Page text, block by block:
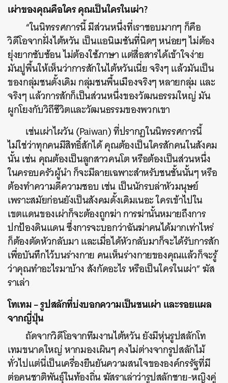
เผ่าของคุณคือใคร คุณเป็นใครในเผ่า?
“ในนิทรรศการนี้ มีส่วนหนึ่งที่เราชอบมากๆ ก็คือ
วิดีโอจากฝั่งไต้หวัน เป็นแอนิเมชันที่นิดๆ หน่อยๆ ไม่ต้อง
ยุ่งยากซับซ้อน ไม่ต้องใช้ภาษา แต่สื่อสารได้เข้าใจง่าย
มันปูพื้นให้เห็นว่าการสักในไต้หวันเนี่ย จริงๆ แล้วมันเป็น
ของกลุ่มชนดั้งเดิม กลุ่มชนพื้นเมืองจริงๆ หลายกลุ่ม และ
จริงๆ แล้วการสักก็เป็นส่วนหนึ่งของวัฒนธรรมใหญ่ มัน
ผูกโยงกับวิถีชีวิตและวัฒนธรรมของพวกเขา
เช่นเผ่าไผวัน (Paiwan) ที่ปรากฏในนิทรรศการนี้
ไม่ใช่ว่าทุกคนมีสิทธิ์สักได้ คุณต้องเป็นใครสักคนในสังคม
นั้น เช่น คุณต้องเป็นลูกสาวคนโต หรือต้องเป็นส่วนหนึ่ง
ในครอบครัวผู้นำ ก็จะมีลายเฉพาะสำหรับชนชั้นนั้นๆ หรือ
ต้องทำความดีความชอบ เช่น เป็นนักรบล่าหัวมนุษย์
เพราะสมัยก่อนยังเป็นสังคมดั้งเดิมเนอะ ใครเข้าไปใน
เขตแดนของเผ่าก็จะต้องถูกฆ่า การฆ่านั้นหมายถึงการ
ปกป้องดินแดน ซึ่งการจะบอกว่าฉันฆ่าคนได้มากเท่าไหร่
ก็ต้องตัดหัวกลับมา และเมื่อได้หัวกลับมาก็จะได้รับการสัก
เพื่อบันทึกไว้บนร่างกาย คนเห็นร่างกายของคุณแล้วก็จะรู้
ว่าคุณทำอะไรมาบ้าง สังกัดอะไร หรือเป็นใครในเผ่า” ฆัส
ราเล่า
โทเทม – รูปสลักที่บ่งบอกความเป็นชนเผ่า และรอยแผล
จากญี่ปุ่น
ถัดจากวิดีโอจากทีมงานไต้หวัน ยังมีหุ่นรูปสลักโท
เทมขนาดใหญ่ หากมองเผินๆ คงไม่ต่างจากรูปสลักไม้
ทั่วไปแต่นี่เป็นเครื่องยืนยันความสนใจขององค์กรรัฐที่มี
ต่อคนชาติพันธุ์ในท้องถิ่น ฆัสราเล่าว่ารูปสลักชาย-หญิงคู่